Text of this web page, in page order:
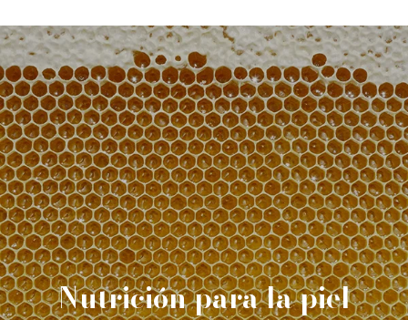
Nutrición para la piel